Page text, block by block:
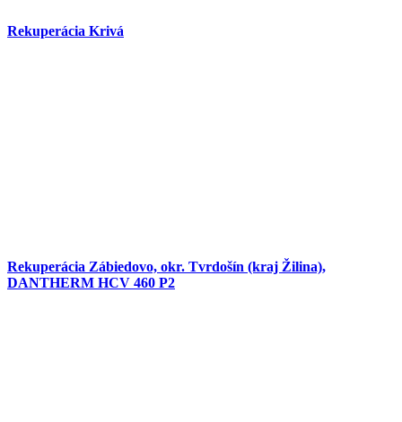
Rekuperácia Krivá
Rekuperácia Zábiedovo, okr. Tvrdošín (kraj Žilina),
DANTHERM HCV 460 P2